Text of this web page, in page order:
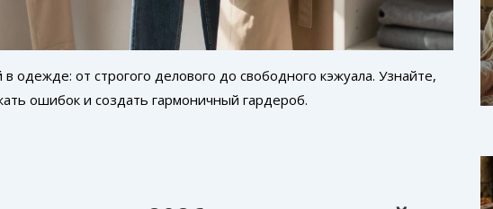
одежде: от строгого делового до свободного кэжуала. Узнайте,
ошибок и создать гармоничный гардероб.